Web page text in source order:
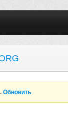
Обновить